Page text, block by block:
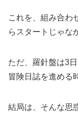
これを、組み合わ
らスタートじゃな
ただ、羅針盤は3
冒険日誌を進める
結局は、そんな思